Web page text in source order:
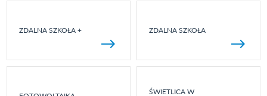
ZDALNA SZKOŁA + ZDALNA SZKOŁA
ŚWIETLICA W